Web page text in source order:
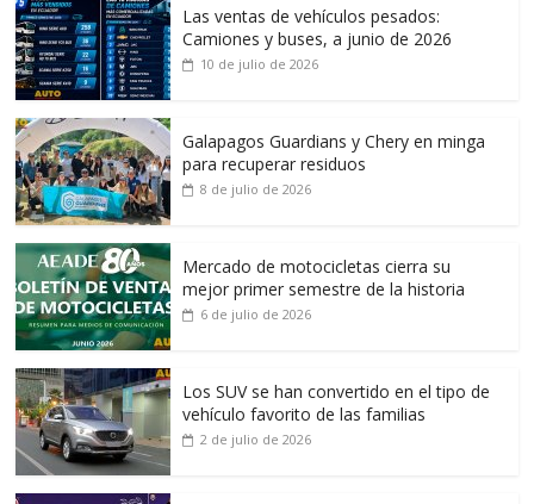
Las ventas de vehículos pesados:
Camiones y buses, a junio de 2026
10 de julio de 2026
Galapagos Guardians y Chery en minga
para recuperar residuos
8 de julio de 2026
Mercado de motocicletas cierra su
mejor primer semestre de la historia
6 de julio de 2026
Los SUV se han convertido en el tipo de
vehículo favorito de las familias
2 de julio de 2026